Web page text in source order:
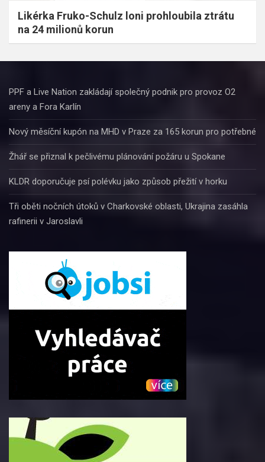
Likérka Fruko-Schulz loni prohloubila ztrátu
na 24 milionů korun
PPF a Live Nation zakládají společný podnik pro provoz O2
areny a Fora Karlín
Nový měsíční kupón na MHD v Praze za 165 korun pro potřebné
Žhář se přiznal k pečlivému plánování požáru u Spokane
KLDR doporučuje psí polévku jako způsob přežití v horku
Tři oběti nočních útoků v Charkovské oblasti, Ukrajina zasáhla
rafinerii v Jaroslavli